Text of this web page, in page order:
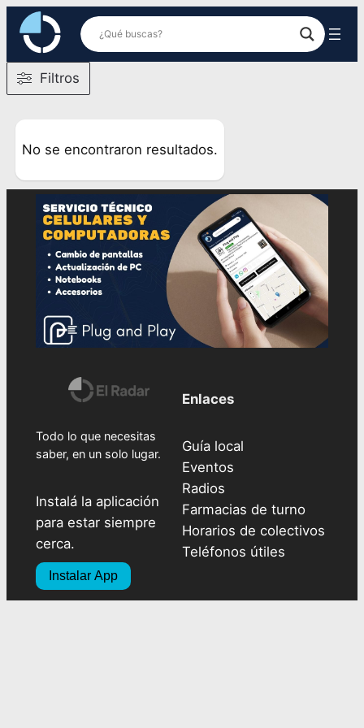
Saltar
contenido
Filtros
No se encontraron resultados.
Todo lo que necesitas
saber, en un solo lugar.
Instalá la aplicación
para estar siempre
cerca.
Instalar App
Enlaces
Guía local
Eventos
Radios
Farmacias de turno
Horarios de colectivos
Teléfonos útiles